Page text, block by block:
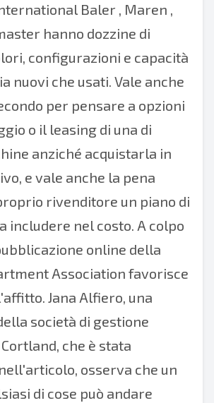
Baler , Maren ,
hanno dozzine di
configurazioni e capacità
nuovi che usati. Vale anche
per pensare a opzioni
o il leasing di una di
anziché acquistarla in
e vale anche la pena
rivenditore un piano di
includere nel costo. A colpo
online della
Association favorisce
Jana Alfiero, una
società di gestione
che è stata
osserva che un
di cose può andare